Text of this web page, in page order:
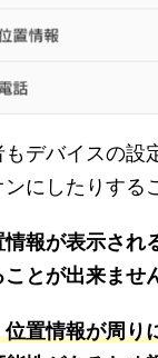
デバイスの設
にしたりする
報が表示され
とが出来ませ
位置情報が周り